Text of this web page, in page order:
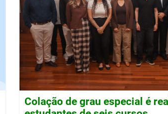
Colação de grau especial é